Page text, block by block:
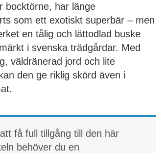
bocktörne, har länge
som ett exotiskt superbär – men
en tålig och lättodlad buske
i svenska trädgårdar. Med
väldränerad jord och lite
den ge riklig skörd även i
få full tillgång till den här
behöver du en